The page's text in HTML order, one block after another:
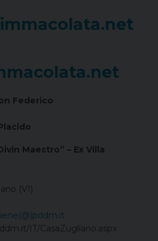
Federico
Maestro” – Ex Villa
(VI)
IT/CasaZugliano.aspx